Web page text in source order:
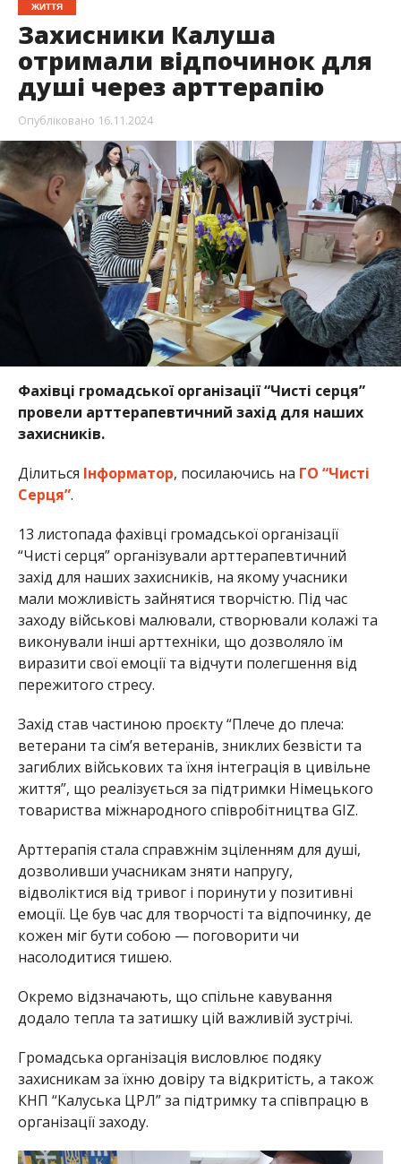
ЖИТТЯ
Захисники Калуша
отримали відпочинок для
душі через арттерапію
Опубліковано 16.11.2024
Фахівці громадської організації “Чисті серця”
провели арттерапевтичний захід для наших
захисників.
Ділиться Інформатор, посилаючись на ГО “Чисті
Серця”.
13 листопада фахівці громадської організації
“Чисті серця” організували арттерапевтичний
захід для наших захисників, на якому учасники
мали можливість зайнятися творчістю. Під час
заходу військові малювали, створювали колажі та
виконували інші арттехніки, що дозволяло їм
виразити свої емоції та відчути полегшення від
пережитого стресу.
Захід став частиною проєкту “Плече до плеча:
ветерани та сім’я ветеранів, зниклих безвісти та
загиблих військових та їхня інтеграція в цивільне
життя”, що реалізується за підтримки Німецького
товариства міжнародного співробітництва GIZ.
Арттерапія стала справжнім зціленням для душі,
дозволивши учасникам зняти напругу,
відволіктися від тривог і поринути у позитивні
емоції. Це був час для творчості та відпочинку, де
кожен міг бути собою — поговорити чи
насолодитися тишею.
Окремо відзначають, що спільне кавування
додало тепла та затишку цій важливій зустрічі.
Громадська організація висловлює подяку
захисникам за їхню довіру та відкритість, а також
КНП “Калуська ЦРЛ” за підтримку та співпрацю в
організації заходу.